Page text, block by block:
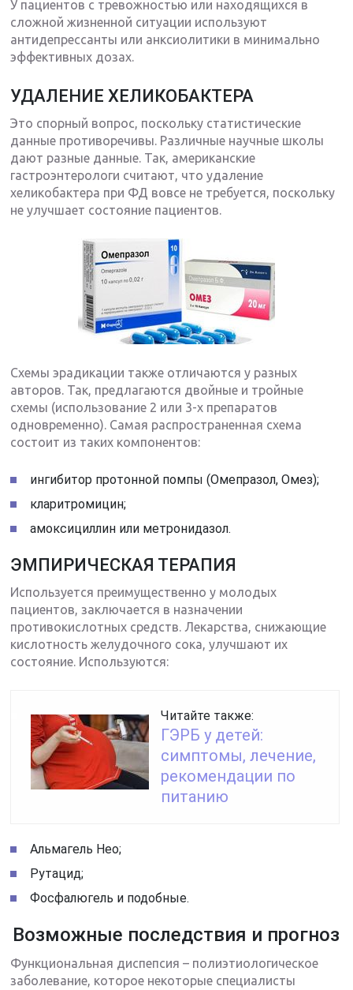
У пациентов с тревожностью или находящихся в
сложной жизненной ситуации используют
антидепрессанты или анксиолитики в минимально
эффективных дозах.
УДАЛЕНИЕ ХЕЛИКОБАКТЕРА
Это спорный вопрос, поскольку статистические
данные противоречивы. Различные научные школы
дают разные данные. Так, американские
гастроэнтерологи считают, что удаление
хеликобактера при ФД вовсе не требуется, поскольку
не улучшает состояние пациентов.
Схемы эрадикации также отличаются у разных
авторов. Так, предлагаются двойные и тройные
схемы (использование 2 или 3-х препаратов
одновременно). Самая распространенная схема
состоит из таких компонентов:
ингибитор протонной помпы (Омепразол, Омез);
кларитромицин;
амоксициллин или метронидазол.
ЭМПИРИЧЕСКАЯ ТЕРАПИЯ
Используется преимущественно у молодых
пациентов, заключается в назначении
противокислотных средств. Лекарства, снижающие
кислотность желудочного сока, улучшают их
состояние. Используются:
Читайте также:
ГЭРБ у детей:
симптомы, лечение,
рекомендации по
питанию
Альмагель Нео;
Рутацид;
Фосфалюгель и подобные.
Возможные последствия и прогноз
Функциональная диспепсия – полиэтиологическое
заболевание, которое некоторые специалисты